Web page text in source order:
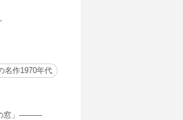
名作1970年代
の窓」―――